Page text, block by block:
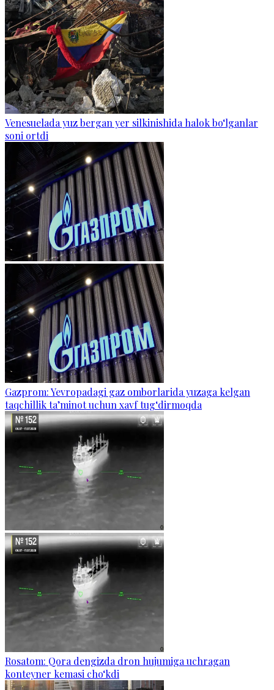
Venesuelada yuz bergan yer silkinishida halok bo‘lganlar
soni ortdi
Gazprom: Yevropadagi gaz omborlarida yuzaga kelgan
taqchillik ta’minot uchun xavf tug‘dirmoqda
Rosatom: Qora dengizda dron hujumiga uchragan
konteyner kemasi cho‘kdi